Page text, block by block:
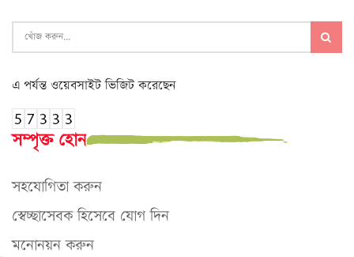
এ পর্যন্ত ওয়েবসাইট ভিজিট করেছেন
সম্পৃক্ত হোন
সহযোগিতা করুন
স্বেচ্ছাসেবক হিসেবে যোগ দিন
মনোনয়ন করুন